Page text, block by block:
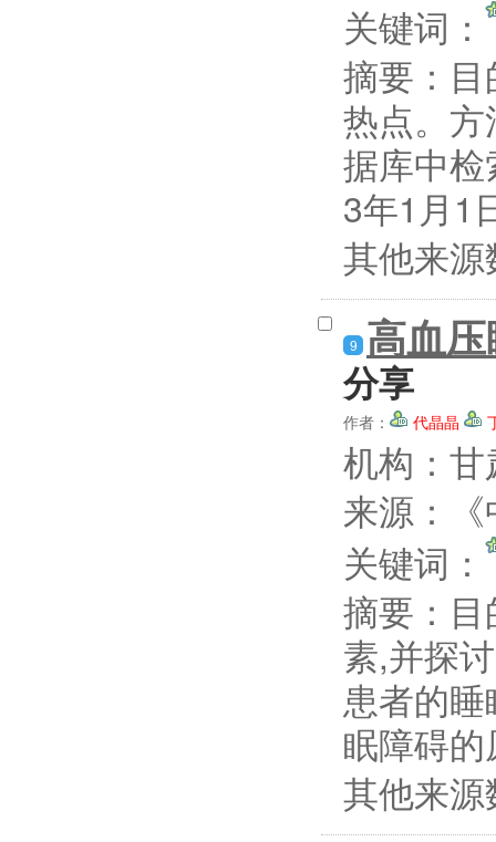
关键词：
摘要：
热点。
据库中
3年1月1
其他来
9 高血
分享
作者： 代晶晶
机构：
来源：
关键词：
摘要：
素,并探
患者的
眠障碍
其他来